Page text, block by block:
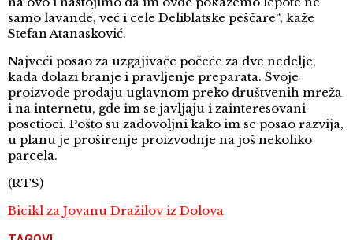
samo lavande, već i cele Deliblatske peščare“, kaže
Stefan Atanasković.
Najveći posao za uzgajivače počeće za dve nedelje,
kada dolazi branje i pravljenje preparata. Svoje
proizvode prodaju uglavnom preko društvenih mreža
i na internetu, gde im se javljaju i zainteresovani
posetioci. Pošto su zadovoljni kako im se posao razvija,
u planu je proširenje proizvodnje na još nekoliko
parcela.
(RTS)
Bicikl za Jovanu Dražilov iz Dolova